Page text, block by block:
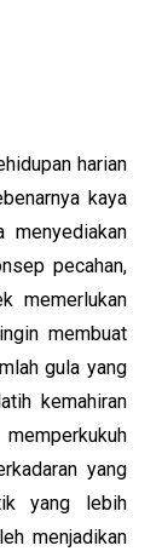
harian
kaya
menyediakan
pecahan,
memerlukan
membuat
gula yang
kemahiran
yang
yang lebih
menjadikan